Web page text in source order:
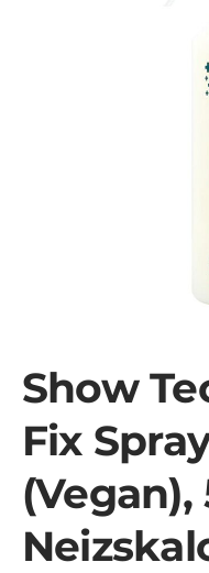
Show
Fix